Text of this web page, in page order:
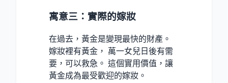
寓意三：實際的嫁妝
在過去，黃金是變現最快的財產。
嫁妝裡有黃金， 萬一女兒日後有需
要，可以救急。 這個實用價值，讓
黃金成為最受歡迎的嫁妝。